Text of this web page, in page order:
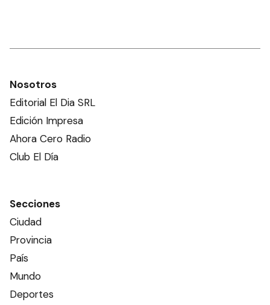
Nosotros
Editorial El Dia SRL
Edición Impresa
Ahora Cero Radio
Club El Día
Secciones
Ciudad
Provincia
País
Mundo
Deportes